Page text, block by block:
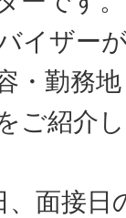
イザー
・勤務
ご紹介
面接日